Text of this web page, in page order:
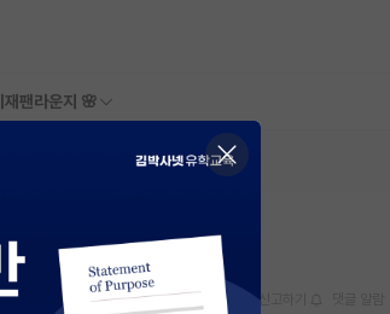
재팬라운지 🌸
스크랩 신고하기